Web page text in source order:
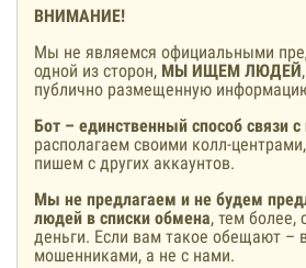
ВНИМАНИЕ!
Мы не являемся официальными
одной из сторон, МЫ ИЩЕМ ЛЮДЕЙ
публично размещенную
Бот – единственный способ связи
располагаем своими колл-
пишем с других аккаунтов.
Мы не предлагаем и не будем
людей в списки обмена, тем более,
деньги. Если вам такое обещают –
мошенниками, а не с нами.